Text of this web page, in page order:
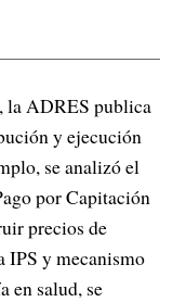
la ADRES publica
y ejecución
se analizó el
por Capitación
precios de
IPS y mecanismo
en salud, se